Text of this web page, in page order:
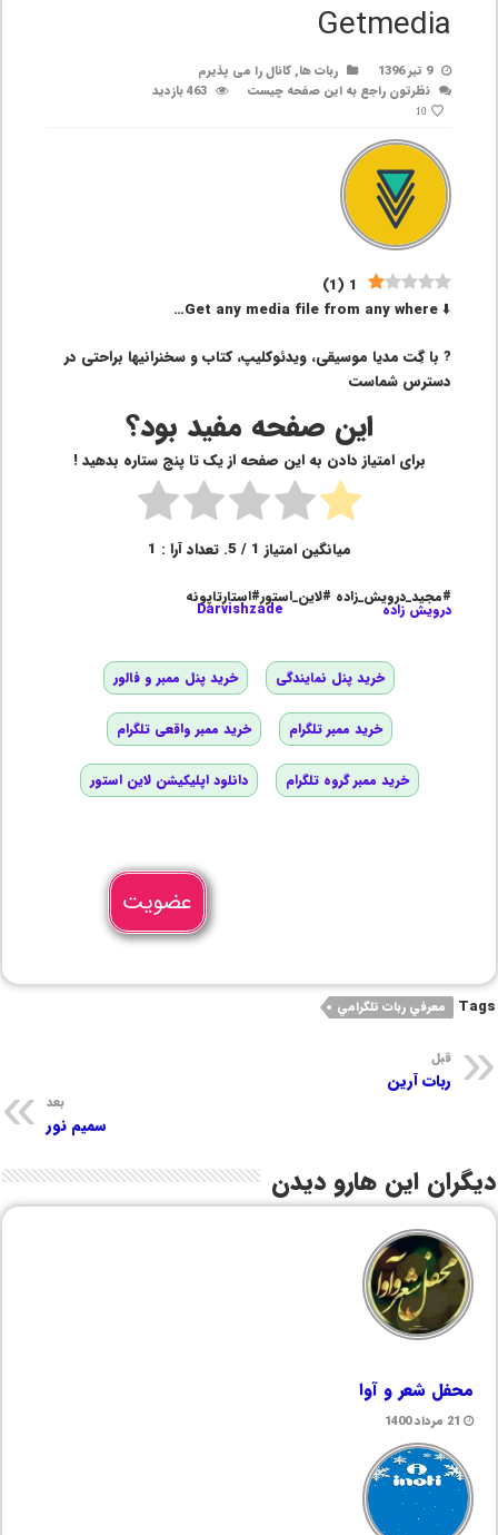
Getmedia
9 تیر 1396 ربات ها,کانال را می پذیرم
نظرتون راجع به این صفحه چیست
463 بازدید
10
1
(
1
)
⬇️ Get any media file from any where…
? با گِت مدیا موسیقی، ویدئوکلیپ، کتاب و سخنرانیها براحتی در
دسترس شماست
این صفحه مفید بود؟
برای امتیاز دادن به این صفحه از یک تا پنج ستاره بدهید !
میانگین امتیاز 1 / 5. تعداد آرا : 1
#مجید_درویش_زاده #لاین_استور#استارتاپونه
درویش زاده Darvishzade
خرید پنل نمایندگی خرید پنل ممبر و فالور
خرید ممبر تلگرام خرید ممبر واقعی تلگرام
خرید ممبر گروه تلگرام دانلود اپلیکیشن لاین استور
عضویت
Tags معرفي ربات تلگرامي
قبل
ربات آرین
بعد
سمیم نور
دیگران این هارو دیدن
محفل شعر و آوا
21 مرداد 1400